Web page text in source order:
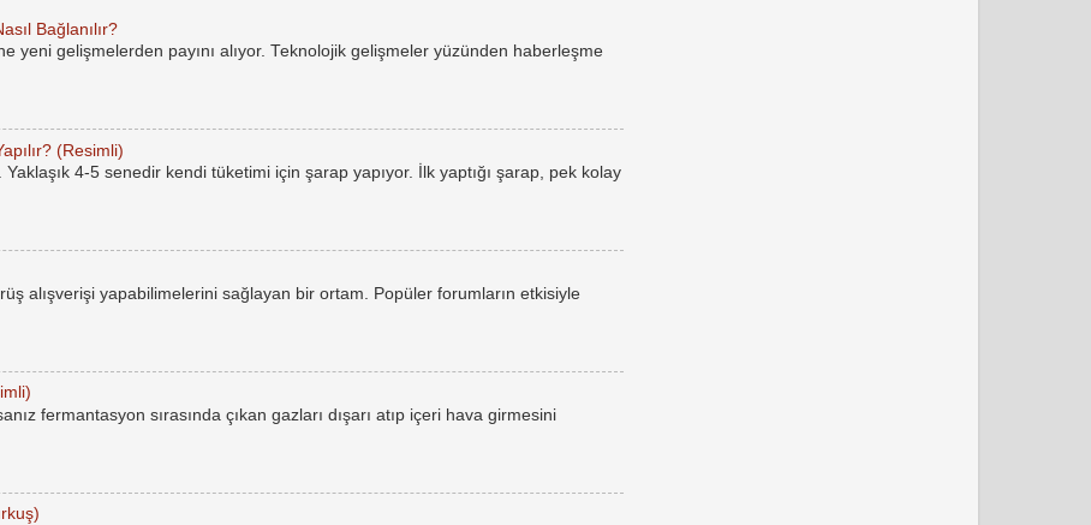
Bağlanılır?
yeni gelişmelerden payını alıyor. Teknolojik gelişmeler yüzünden haberleşme
(Resimli)
4-5 senedir kendi tüketimi için şarap yapıyor. İlk yaptığı şarap, pek kolay
alışverişi yapabilimelerini sağlayan bir ortam. Popüler forumların etkisiyle
fermantasyon sırasında çıkan gazları dışarı atıp içeri hava girmesini